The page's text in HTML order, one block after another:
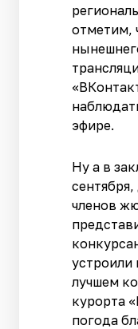
отметим,
эфире.
Ну а в
членов
устроили
лучшем
курорта
погода